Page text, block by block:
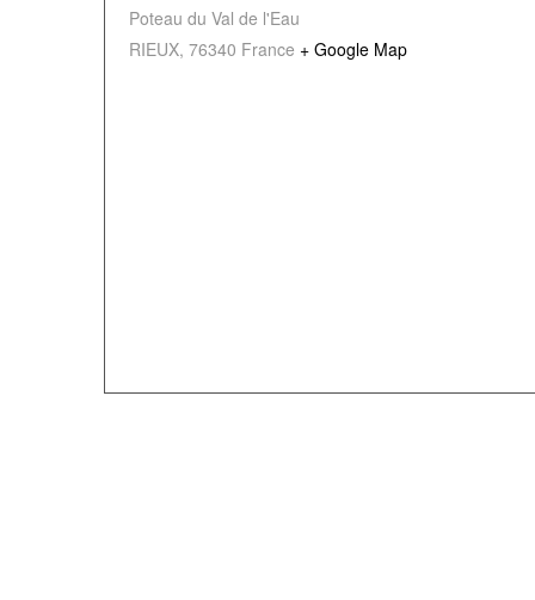
Poteau du Val de l'Eau
RIEUX, 76340 France + Google Map